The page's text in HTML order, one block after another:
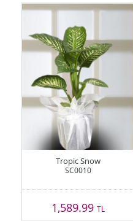
Tropic Snow
SC0010
1,589.99TL